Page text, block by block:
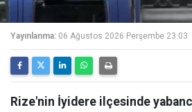
Yayınlanma: 06 Ağustos 2026 Perşembe 23:03
Rize'nin İyidere ilçesinde